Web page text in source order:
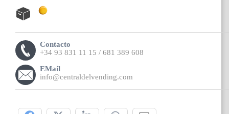
Contacto
+34 93 831 11 15 / 681 389 608
EMail
info@centraldelvending.com